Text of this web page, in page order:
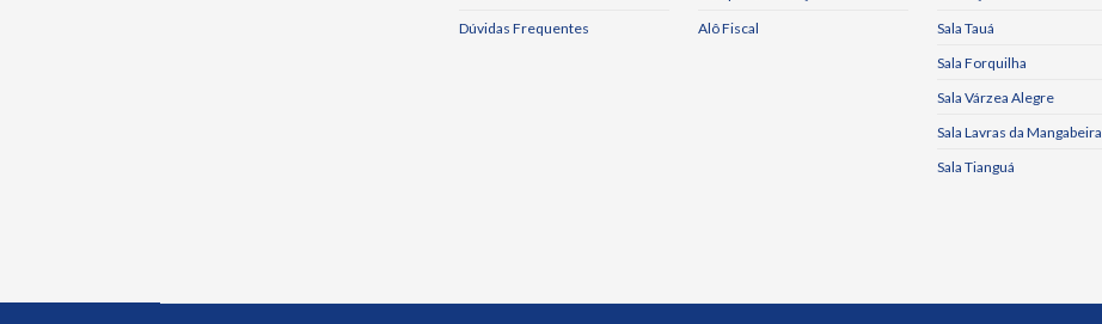
Dúvidas Frequentes
Alô Fiscal
Sala Tauá
Sala Forquilha
Sala Várzea Alegre
Sala Lavras da Mangabeira
Sala Tianguá